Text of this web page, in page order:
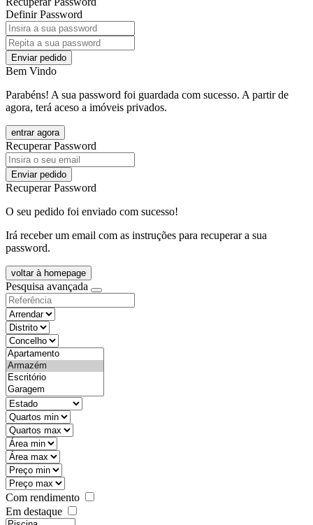
Definir Password
Enviar pedido
Bem Vindo
Parabéns! A sua password foi guardada com sucesso. A partir de
agora, terá aceso a imóveis privados.
entrar agora
Recuperar Password
Enviar pedido
Recuperar Password
O seu pedido foi enviado com sucesso!
Irá receber um email com as instruções para recuperar a sua
password.
voltar à homepage
Pesquisa avançada
objective
districtId
countyId
types
state
mintypo
maxtypo
minarea
maxarea
minprice
maxprice
Com rendimento
Em destaque